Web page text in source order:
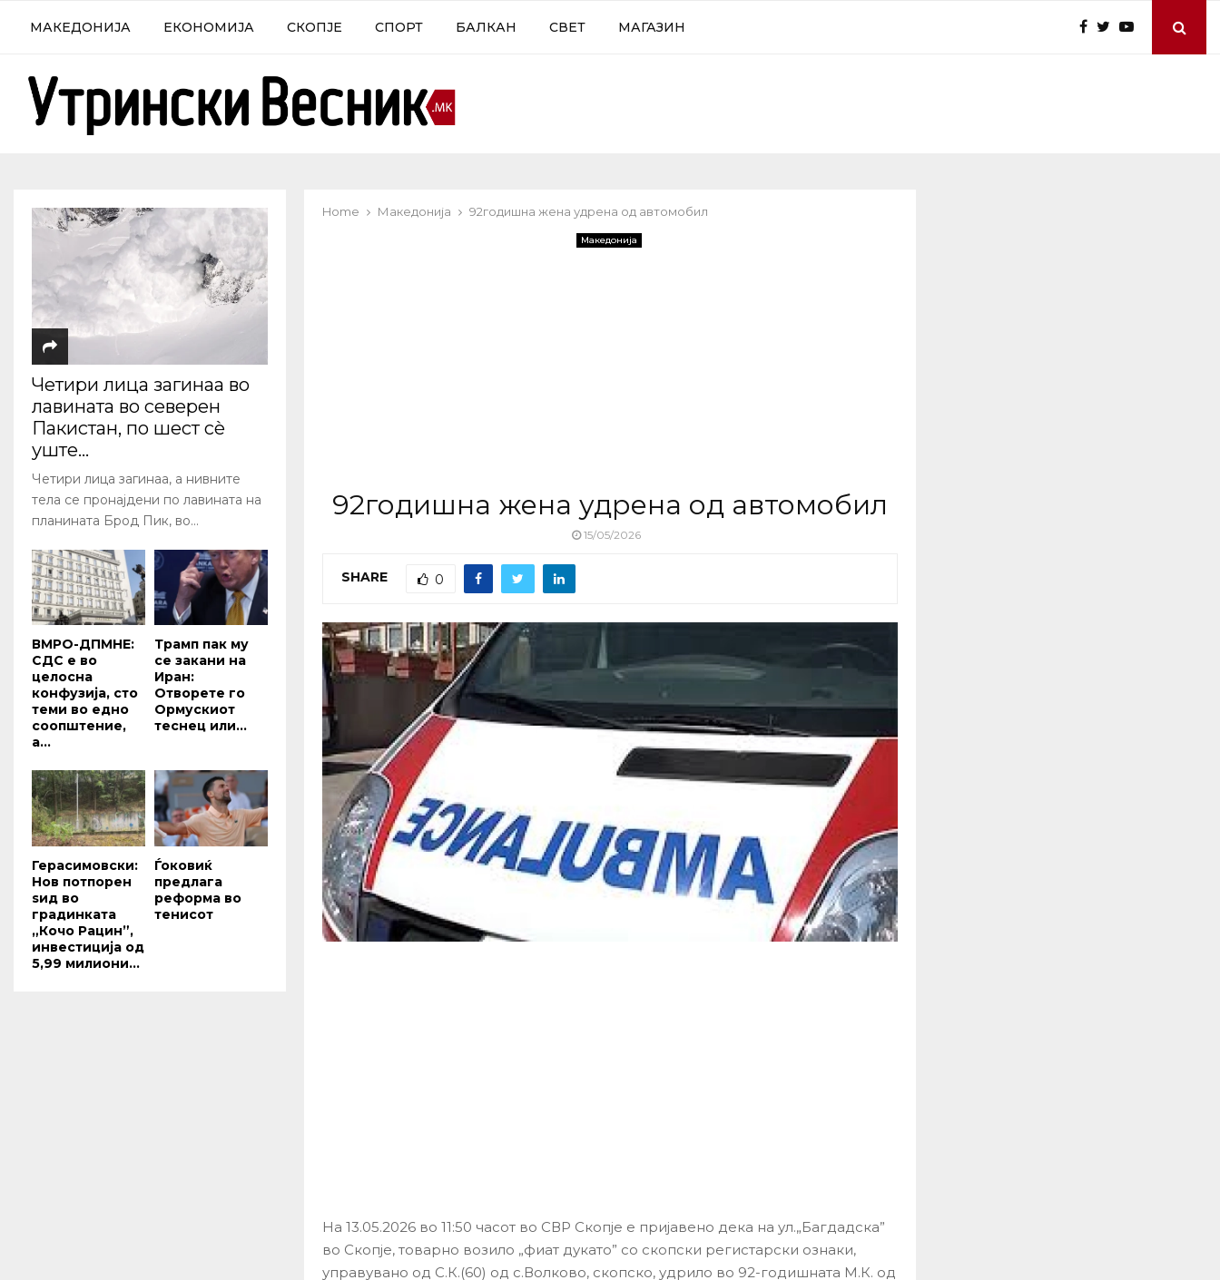
МАКЕДОНИЈА ЕКОНОМИЈА СКОПЈЕ СПОРТ БАЛКАН СВЕТ МАГАЗИН
Home Македонија 92годишна жена удрена од автомобил
Македонија
92годишна жена удрена од автомобил
15/05/2026
SHARE 0
На 13.05.2026 во 11:50 часот во СВР Скопје e пријавено дека на ул.„Багдадска”
во Скопје, товарно возило „фиат дукато” со скопски регистарски ознаки,
управувано од С.К.(60) од с.Волково, скопско, удрило во 92-годишната М.К. од
Четири лица загинаа во
лавината во северен
Пакистан, по шест сè
уште...
Четири лица загинаа, а нивните
тела се пронајдени по лавината на
планината Брод Пик, во...
ВМРО-ДПМНЕ:
СДС е во
целосна
конфузија, сто
теми во едно
соопштение,
а...
Трамп пак му
се закани на
Иран:
Отворете го
Ормускиот
теснец или...
Герасимовски:
Нов потпорен
ѕид во
градинката
„Кочо Рацин”,
инвестиција од
5,99 милиони...
Ѓоковиќ
предлага
реформа во
тенисот